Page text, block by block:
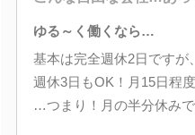
ゆる～く働くなら…
基本は完全週休2日ですが
週休3日もOK！月15日程
…つまり！月の半分休み